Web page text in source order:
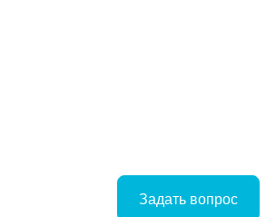
Задать вопрос